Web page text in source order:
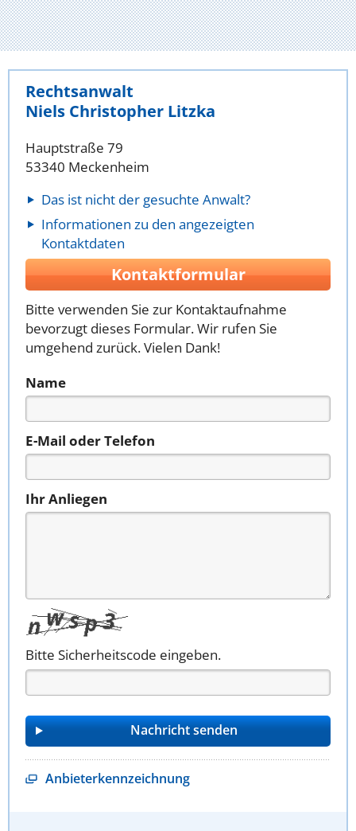
Rechtsanwalt
Niels Christopher Litzka
Hauptstraße 79
53340 Meckenheim
Das ist nicht der gesuchte Anwalt?
Informationen zu den angezeigten
Kontaktdaten
Kontaktformular
Bitte verwenden Sie zur Kontaktaufnahme
bevorzugt dieses Formular. Wir rufen Sie
umgehend zurück. Vielen Dank!
Name
E-Mail oder Telefon
Ihr Anliegen
Bitte Sicherheitscode eingeben.
Anbieterkennzeichnung